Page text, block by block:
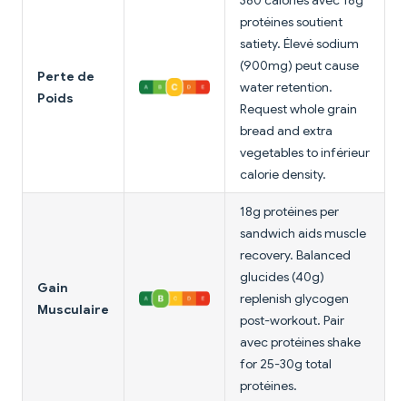
Perte de
Poids
protéines soutient
satiety. Élevé sodium
(900mg) peut cause
water retention.
Request whole grain
bread and extra
vegetables to inférieur
calorie density.
Gain
Musculaire
18g protéines per
sandwich aids muscle
recovery. Balanced
glucides (40g)
replenish glycogen
post-workout. Pair
avec protéines shake
for 25-30g total
protéines.